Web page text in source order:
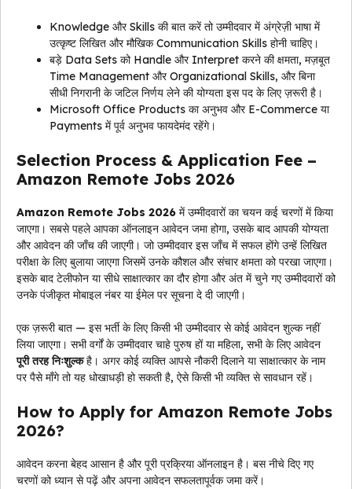
Knowledge और Skills की बात करें तो उम्मीदवार में अंग्रेज़ी भाषा में
उत्कृष्ट लिखित और मौखिक Communication Skills होनी चाहिए।
बड़े Data Sets को Handle और Interpret करने की क्षमता, मज़बूत
Time Management और Organizational Skills, और बिना
सीधी निगरानी के जटिल निर्णय लेने की योग्यता इस पद के लिए ज़रूरी है।
Microsoft Office Products का अनुभव और E-Commerce या
Payments में पूर्व अनुभव फायदेमंद रहेंगे।
Selection Process & Application Fee –
Amazon Remote Jobs 2026
Amazon Remote Jobs 2026 में उम्मीदवारों का चयन कई चरणों में किया
जाएगा। सबसे पहले आपका ऑनलाइन आवेदन जमा होगा, उसके बाद आपकी योग्यता
और आवेदन की जाँच की जाएगी। जो उम्मीदवार इस जाँच में सफल होंगे उन्हें लिखित
परीक्षा के लिए बुलाया जाएगा जिसमें उनके कौशल और संचार क्षमता को परखा जाएगा।
इसके बाद टेलीफोन या सीधे साक्षात्कार का दौर होगा और अंत में चुने गए उम्मीदवारों को
उनके पंजीकृत मोबाइल नंबर या ईमेल पर सूचना दे दी जाएगी।
एक ज़रूरी बात — इस भर्ती के लिए किसी भी उम्मीदवार से कोई आवेदन शुल्क नहीं
लिया जाएगा। सभी वर्गों के उम्मीदवार चाहे पुरुष हों या महिला, सभी के लिए आवेदन
पूरी तरह निःशुल्कहै। अगर कोई व्यक्ति आपसे नौकरी दिलाने या साक्षात्कार के नाम
पर पैसे माँगे तो यह धोखाधड़ी हो सकती है, ऐसे किसी भी व्यक्ति से सावधान रहें।
How to Apply for Amazon Remote Jobs
2026?
आवेदन करना बेहद आसान है और पूरी प्रक्रिया ऑनलाइन है। बस नीचे दिए गए
चरणों को ध्यान से पढ़ें और अपना आवेदन सफलतापूर्वक जमा करें।